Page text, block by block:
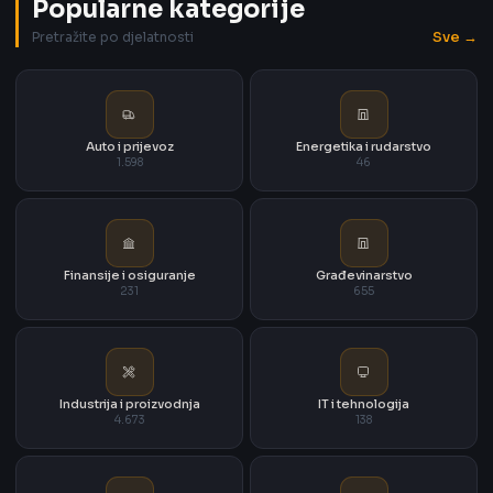
Popularne kategorije
Pretražite po djelatnosti Sve →
Auto i prijevoz
1.598
Energetika i rudarstvo
46
Finansije i osiguranje
231
Građevinarstvo
655
Industrija i proizvodnja
4.673
IT i tehnologija
138